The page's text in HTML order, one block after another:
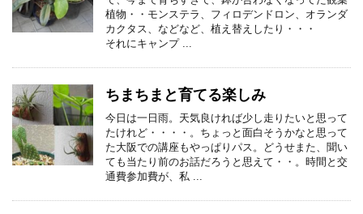
植物・・モンステラ、フィロデンドロン、オランダ
カクタス、などなど、植え替えしたり・・・
それにキャンプ ...
ちまちまと育てる楽しみ
今日は一日雨。天気良ければ少し走りたいと思って
たけれど・・・・。ちょっと面白そうかなと思って
た大阪での講座もやっぱりパス。どうせまた、聞い
ても当たり前のお話だろうと思えて・・。時間と交
通費参加費が、私 ...